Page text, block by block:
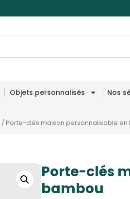
Objets personnalisés Nos
/Porte-clés maison personnalisable en
Porte-clés
bambou